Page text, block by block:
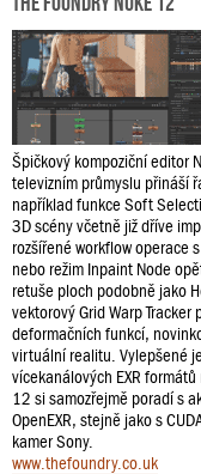
Špičkový kompoziční editor
televizním průmyslu přináší
například funkce Soft
3D scény včetně již dříve
rozšířené workflow operace
nebo režim Inpaint Node
retuše ploch podobně jako
vektorový Grid Warp
deformačních funkcí,
virtuální realitu. Vylepšené
vícekanálových EXR
12 si samozřejmě poradí s
OpenEXR, stejně jako s
kamer Sony.
www.thefoundry.co.uk